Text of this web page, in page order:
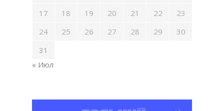
17
18 19 20 21 22
23
24
25 26 27 28 29
30
31
« Июл